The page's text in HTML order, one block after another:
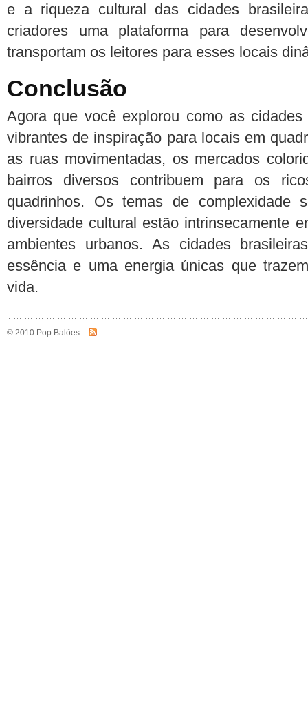
e a riqueza cultural das cidades
criadores uma plataforma para
transportam os leitores para esses locais
Conclusão
Agora que você explorou como as
vibrantes de inspiração para locais em
as ruas movimentadas, os mercados
bairros diversos contribuem para os
quadrinhos. Os temas de complexidade
diversidade cultural estão intrinsecamente
ambientes urbanos. As cidades
essência e uma energia únicas que
vida.
© 2010 Pop Balões.